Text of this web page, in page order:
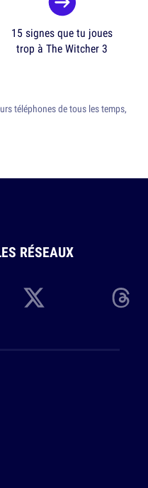
15 signes que tu joues
trop à The Witcher 3
téléphones de tous les temps,
RÉSEAUX